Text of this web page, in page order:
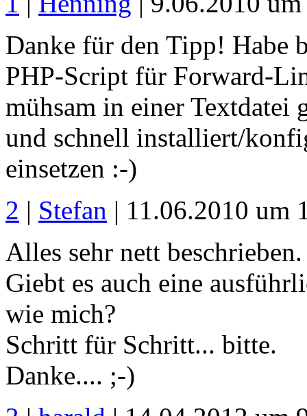
Danke für den Tipp! Habe
PHP-Script für Forward-
mühsam in einer
und schnell installiert/
einsetzen :-)
2 | Stefan | 11.06.2010 um
Alles sehr nett beschrieben.
Giebt es auch eine
wie mich?
Schritt für Schritt... bitte.
Danke.... ;-)